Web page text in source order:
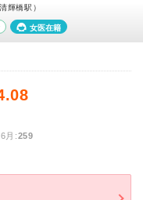
輝橋駅）
女医在籍
:259